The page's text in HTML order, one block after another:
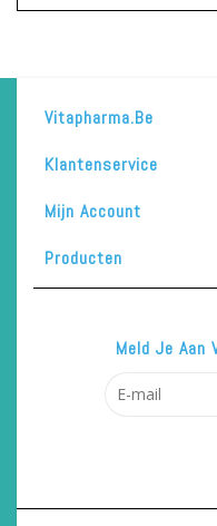
Vitapharma.be
Klantenservice
Mijn Account
Producten
Meld Je Aan